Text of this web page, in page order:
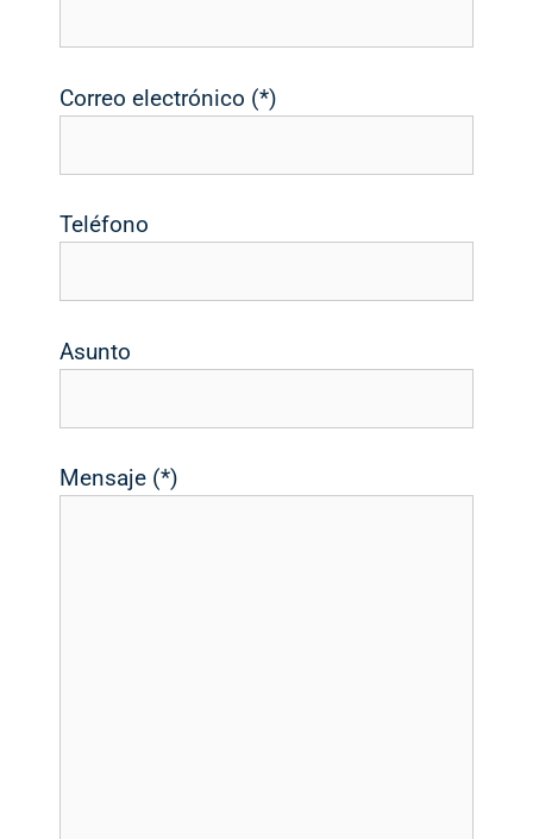
Correo electrónico (*)
Teléfono
Asunto
Mensaje (*)